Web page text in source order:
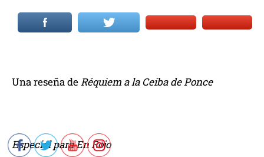
Una reseña deRéquiem a la Ceiba de Ponce
Especial para En Rojo